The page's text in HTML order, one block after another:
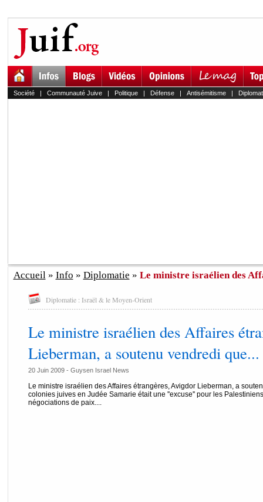
Société| Communauté Juive| Politique| Défense| Antisémitisme|
Accueil» Info » Diplomatie » Le ministre israélien des
Diplomatie : Israël & le Moyen-Orient
Le ministre israélien des Affaires
Lieberman, a soutenu vendredi que...
20 Juin 2009 - Guysen Israel News
Le ministre israélien des Affaires étrangères, Avigdor Lieberman, a
colonies juives en Judée Samarie était une ''excuse'' pour les
négociations de paix....